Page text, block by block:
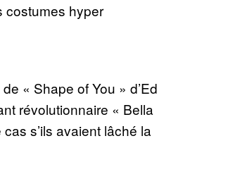
costumes hyper
« Shape of You » d’Ed
révolutionnaire « Bella
s’ils avaient lâché la